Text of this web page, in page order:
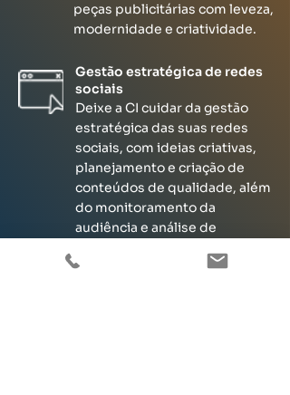
peças publicitárias com leveza,
modernidade e criatividade.
Gestão estratégica de redes
sociais
Deixe a CI cuidar da gestão
estratégica das suas redes
sociais, com ideias criativas,
planejamento e criação de
conteúdos de qualidade, além
do monitoramento da
audiência e análise de
com os valores religiosos.